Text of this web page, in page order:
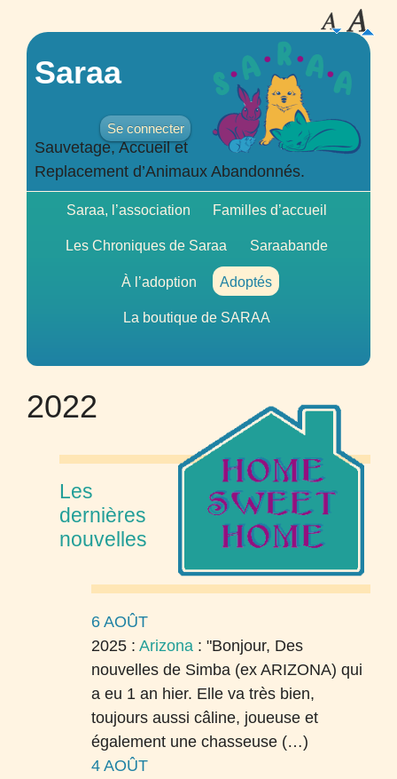
Saraa
Se connecter
Sauvetage, Accueil et
Replacement d’Animaux Abandonnés.
Saraa, l’association Familles d’accueil
Les Chroniques de Saraa Saraabande
À l’adoption Adoptés
La boutique de SARAA
2022
Les
dernières
nouvelles
6 AOÛT
2025 :Arizona :"Bonjour, Des
nouvelles de Simba (ex ARIZONA) qui
a eu 1 an hier. Elle va très bien,
toujours aussi câline, joueuse et
également une chasseuse (…)
4 AOÛT